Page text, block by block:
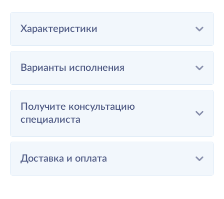
Характеристики
Варианты исполнения
Получите консультацию
специалиста
Доставка и оплата